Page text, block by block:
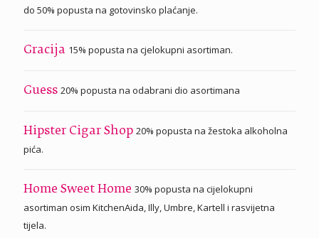
do 50% popusta na gotovinsko plaćanje.
Gracija 15% popusta na cjelokupni asortiman.
Guess 20% popusta na odabrani dio asortimana
Hipster Cigar Shop 20% popusta na žestoka alkoholna
pića.
Home Sweet Home 30% popusta na cijelokupni
asortiman osim KitchenAida, Illy, Umbre, Kartell i rasvijetna
tijela.